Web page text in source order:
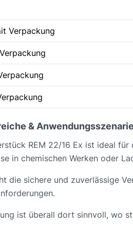
Verpackung
&
REM 22/16 Ex ist ideal
in chemischen Werken oder
die sichere und zuverlässige
ist überall dort sinnvoll, wo